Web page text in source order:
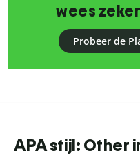
wees
Probeer de
APA stijl: Other